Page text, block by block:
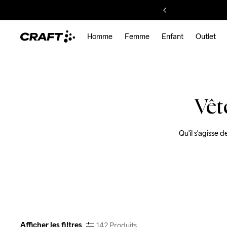
Homme Femme Enfant Outlet
Qu'il s'agisse
Afficher les filtres 142 Produits